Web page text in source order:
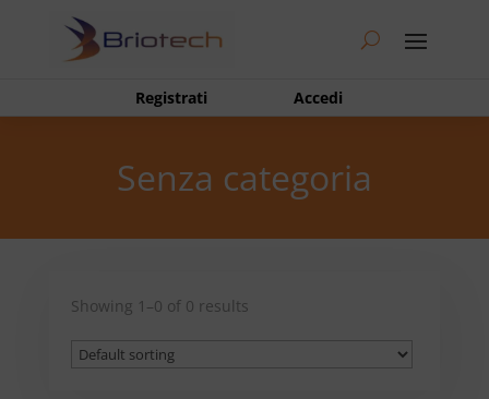
Registrati Accedi
Senza categoria
Showing 1–0 of 0 results